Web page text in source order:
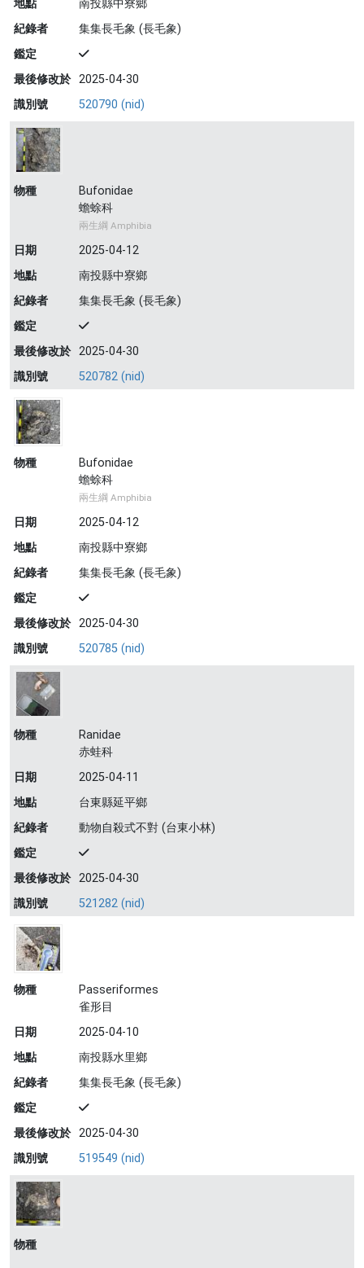
地點
南投縣中寮鄉
紀錄者
集集長毛象 (長毛象)
鑑定
最後修改於 2025-04-30
識別號
520790 (nid)
物種
Bufonidae
蟾蜍科
兩生綱 Amphibia
日期
2025-04-12
地點
南投縣中寮鄉
紀錄者
集集長毛象 (長毛象)
鑑定
最後修改於 2025-04-30
識別號
520782 (nid)
物種
Bufonidae
蟾蜍科
兩生綱 Amphibia
日期
2025-04-12
地點
南投縣中寮鄉
紀錄者
集集長毛象 (長毛象)
鑑定
最後修改於 2025-04-30
識別號
520785 (nid)
物種
Ranidae
赤蛙科
日期
2025-04-11
地點
台東縣延平鄉
紀錄者
動物自殺式不對 (台東小林)
鑑定
最後修改於 2025-04-30
識別號
521282 (nid)
物種
Passeriformes
雀形目
日期
2025-04-10
地點
南投縣水里鄉
紀錄者
集集長毛象 (長毛象)
鑑定
最後修改於 2025-04-30
識別號
519549 (nid)
物種